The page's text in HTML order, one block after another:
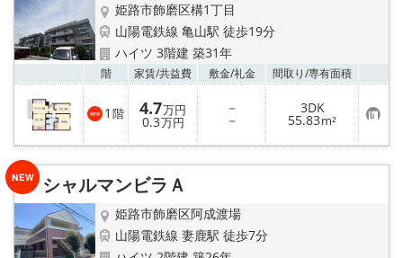
姫路市飾磨区構1丁目
山陽電鉄線 亀山駅 徒歩19分
ハイツ 3階建 築31年
階 家賃/共益費 敷金/礼金 間取り/専有面積
1 階 4.7万円
0.3万円
－
－
3DK
55.83m² お
気
に
り
シャルマンビラＡ
姫路市飾磨区阿成渡場
山陽電鉄線 妻鹿駅 徒歩7分